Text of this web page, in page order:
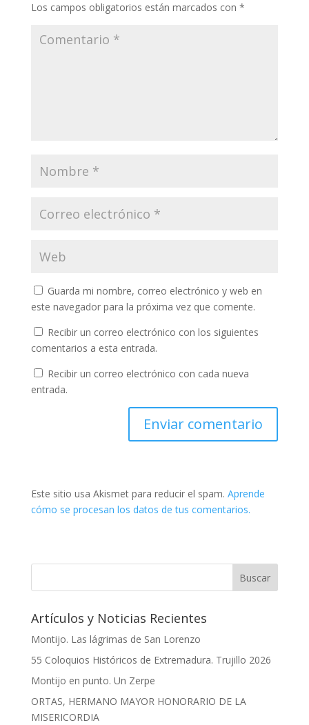
Los campos obligatorios están marcados con *
Guarda mi nombre, correo electrónico y web en
este navegador para la próxima vez que comente.
Recibir un correo electrónico con los siguientes
comentarios a esta entrada.
Recibir un correo electrónico con cada nueva
entrada.
Este sitio usa Akismet para reducir el spam. Aprende
cómo se procesan los datos de tus comentarios.
Artículos y Noticias Recientes
Montijo. Las lágrimas de San Lorenzo
55 Coloquios Históricos de Extremadura. Trujillo 2026
Montijo en punto. Un Zerpe
ORTAS, HERMANO MAYOR HONORARIO DE LA
MISERICORDIA